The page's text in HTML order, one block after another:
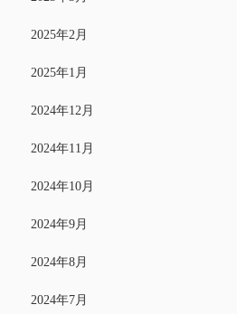
2025年2月
2025年1月
2024年12月
2024年11月
2024年10月
2024年9月
2024年8月
2024年7月